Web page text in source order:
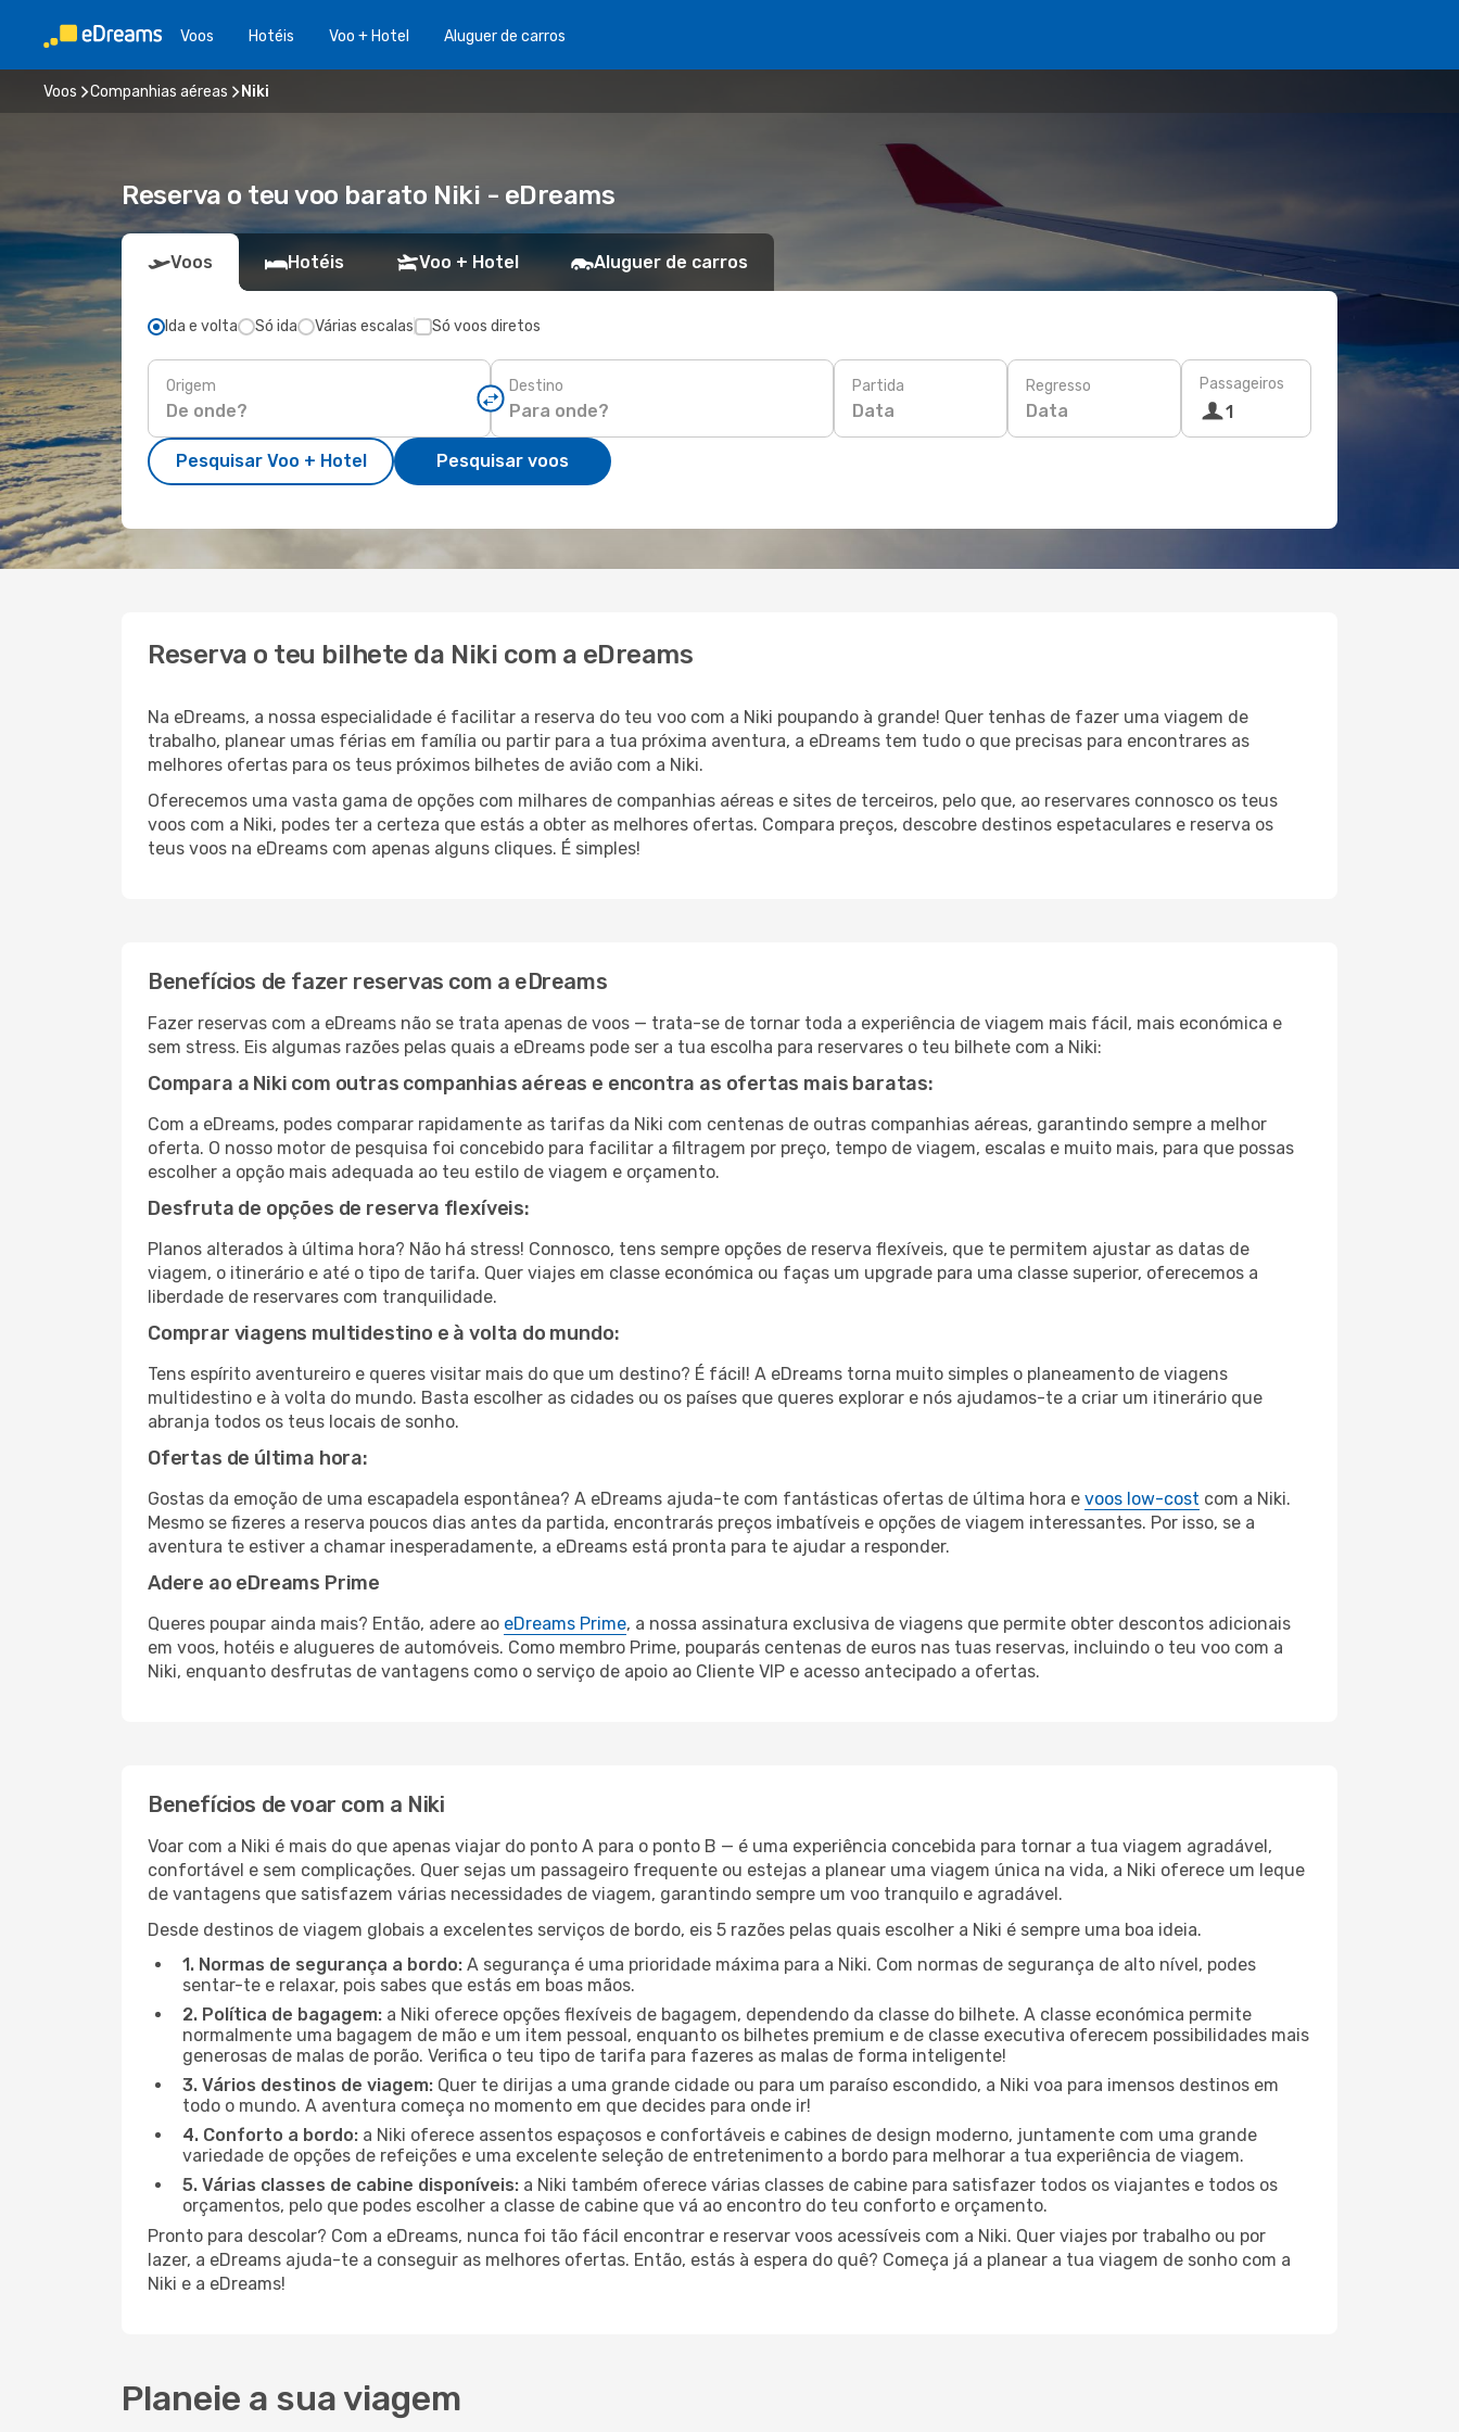
Voos Hotéis Voo + Hotel Aluguer de carros
Voos Companhias aéreas Niki
Reserva o teu voo barato Niki - eDreams
Voos Hotéis Voo + Hotel Aluguer de carros
Ida e volta Só ida Várias escalas Só voos diretos
Origem Destino Partida
Data
Regresso
Data
Passageiros
1
Pesquisar Voo + Hotel Pesquisar voos
Reserva o teu bilhete da Niki com a eDreams
Na eDreams, a nossa especialidade é facilitar a reserva do teu voo com a Niki poupando à grande! Quer tenhas de fazer uma viagem de
trabalho, planear umas férias em família ou partir para a tua próxima aventura, a eDreams tem tudo o que precisas para encontrares as
melhores ofertas para os teus próximos bilhetes de avião com a Niki.
Oferecemos uma vasta gama de opções com milhares de companhias aéreas e sites de terceiros, pelo que, ao reservares connosco os teus
voos com a Niki, podes ter a certeza que estás a obter as melhores ofertas. Compara preços, descobre destinos espetaculares e reserva os
teus voos na eDreams com apenas alguns cliques. É simples!
Benefícios de fazer reservas com a eDreams
Fazer reservas com a eDreams não se trata apenas de voos — trata-se de tornar toda a experiência de viagem mais fácil, mais económica e
sem stress. Eis algumas razões pelas quais a eDreams pode ser a tua escolha para reservares o teu bilhete com a Niki:
Compara a Niki com outras companhias aéreas e encontra as ofertas mais baratas:
Com a eDreams, podes comparar rapidamente as tarifas da Niki com centenas de outras companhias aéreas, garantindo sempre a melhor
oferta. O nosso motor de pesquisa foi concebido para facilitar a filtragem por preço, tempo de viagem, escalas e muito mais, para que possas
escolher a opção mais adequada ao teu estilo de viagem e orçamento.
Desfruta de opções de reserva flexíveis:
Planos alterados à última hora? Não há stress! Connosco, tens sempre opções de reserva flexíveis, que te permitem ajustar as datas de
viagem, o itinerário e até o tipo de tarifa. Quer viajes em classe económica ou faças um upgrade para uma classe superior, oferecemos a
liberdade de reservares com tranquilidade.
Comprar viagens multidestino e à volta do mundo:
Tens espírito aventureiro e queres visitar mais do que um destino? É fácil! A eDreams torna muito simples o planeamento de viagens
multidestino e à volta do mundo. Basta escolher as cidades ou os países que queres explorar e nós ajudamos-te a criar um itinerário que
abranja todos os teus locais de sonho.
Ofertas de última hora:
Gostas da emoção de uma escapadela espontânea? A eDreams ajuda-te com fantásticas ofertas de última hora e voos low-cost com a Niki.
Mesmo se fizeres a reserva poucos dias antes da partida, encontrarás preços imbatíveis e opções de viagem interessantes. Por isso, se a
aventura te estiver a chamar inesperadamente, a eDreams está pronta para te ajudar a responder.
Adere ao eDreams Prime
Queres poupar ainda mais? Então, adere ao eDreams Prime, a nossa assinatura exclusiva de viagens que permite obter descontos adicionais
em voos, hotéis e alugueres de automóveis. Como membro Prime, pouparás centenas de euros nas tuas reservas, incluindo o teu voo com a
Niki, enquanto desfrutas de vantagens como o serviço de apoio ao Cliente VIP e acesso antecipado a ofertas.
Benefícios de voar com a Niki
Voar com a Niki é mais do que apenas viajar do ponto A para o ponto B — é uma experiência concebida para tornar a tua viagem agradável,
confortável e sem complicações. Quer sejas um passageiro frequente ou estejas a planear uma viagem única na vida, a Niki oferece um leque
de vantagens que satisfazem várias necessidades de viagem, garantindo sempre um voo tranquilo e agradável.
Desde destinos de viagem globais a excelentes serviços de bordo, eis 5 razões pelas quais escolher a Niki é sempre uma boa ideia.
1. Normas de segurança a bordo: A segurança é uma prioridade máxima para a Niki. Com normas de segurança de alto nível, podes
sentar-te e relaxar, pois sabes que estás em boas mãos.
2. Política de bagagem: a Niki oferece opções flexíveis de bagagem, dependendo da classe do bilhete. A classe económica permite
normalmente uma bagagem de mão e um item pessoal, enquanto os bilhetes premium e de classe executiva oferecem possibilidades mais
generosas de malas de porão. Verifica o teu tipo de tarifa para fazeres as malas de forma inteligente!
3. Vários destinos de viagem: Quer te dirijas a uma grande cidade ou para um paraíso escondido, a Niki voa para imensos destinos em
todo o mundo. A aventura começa no momento em que decides para onde ir!
4. Conforto a bordo: a Niki oferece assentos espaçosos e confortáveis e cabines de design moderno, juntamente com uma grande
variedade de opções de refeições e uma excelente seleção de entretenimento a bordo para melhorar a tua experiência de viagem.
5. Várias classes de cabine disponíveis: a Niki também oferece várias classes de cabine para satisfazer todos os viajantes e todos os
orçamentos, pelo que podes escolher a classe de cabine que vá ao encontro do teu conforto e orçamento.
Pronto para descolar? Com a eDreams, nunca foi tão fácil encontrar e reservar voos acessíveis com a Niki. Quer viajes por trabalho ou por
lazer, a eDreams ajuda-te a conseguir as melhores ofertas. Então, estás à espera do quê? Começa já a planear a tua viagem de sonho com a
Niki e a eDreams!
Planeie a sua viagem